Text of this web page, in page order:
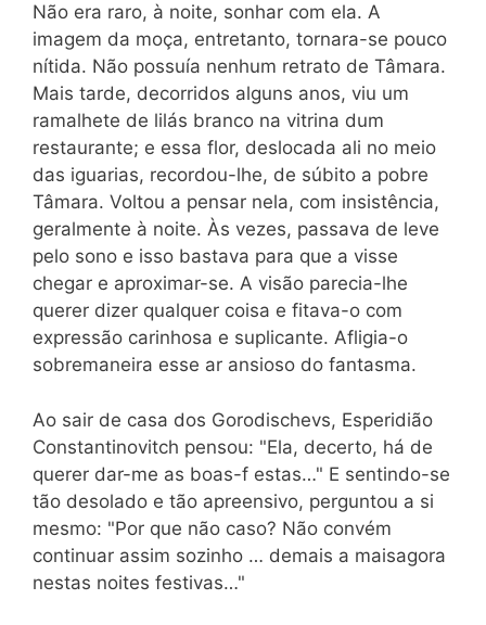
Não era raro, à noite, sonhar com ela. A
imagem da moça, entretanto, tornara-se pouco
nítida. Não possuía nenhum retrato de Tâmara.
Mais tarde, decorridos alguns anos, viu um
ramalhete de lilás branco na vitrina dum
restaurante; e essa flor, deslocada ali no meio
das iguarias, recordou-lhe, de súbito a pobre
Tâmara. Voltou a pensar nela, com insistência,
geralmente à noite. Às vezes, passava de leve
pelo sono e isso bastava para que a visse
chegar e aproximar-se. A visão parecia-lhe
querer dizer qualquer coisa e fitava-o com
expressão carinhosa e suplicante. Afligia-o
sobremaneira esse ar ansioso do fantasma.
Ao sair de casa dos Gorodischevs, Esperidião
Constantinovitch pensou: "Ela, decerto, há de
querer dar-me as boas-f estas…" E sentindo-se
tão desolado e tão apreensivo, perguntou a si
mesmo: "Por que não caso? Não convém
continuar assim sozinho … demais a maisagora
nestas noites festivas…"